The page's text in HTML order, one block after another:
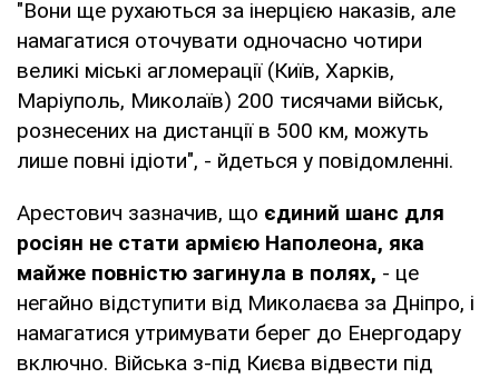
"Вони ще рухаються за інерцією наказів, але
намагатися оточувати одночасно чотири
великі міські агломерації (Київ, Харків,
Маріуполь, Миколаїв) 200 тисячами військ,
рознесених на дистанції в 500 км, можуть
лише повні ідіоти", - йдеться у повідомленні.
Арестович зазначив, що єдиний шанс для
росіян не стати армією Наполеона, яка
майже повністю загинула в полях, - це
негайно відступити від Миколаєва за Дніпро, і
намагатися утримувати берег до Енергодару
включно. Війська з-під Києва відвести під